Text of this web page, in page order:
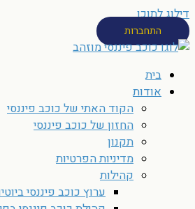
דילוג לתוכן
התחברות
בית
אודות
הקוד האתי של כוכב פיננסי
החזון של כוכב פיננסי
תקנון
מדיניות הפרטיות
קהילות
ערוץ כוכב פיננסי